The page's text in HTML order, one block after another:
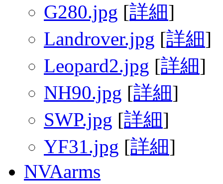
G280.jpg [詳細]
Landrover.jpg [詳細]
Leopard2.jpg [詳細]
NH90.jpg [詳細]
SWP.jpg [詳細]
YF31.jpg [詳細]
NVAarms